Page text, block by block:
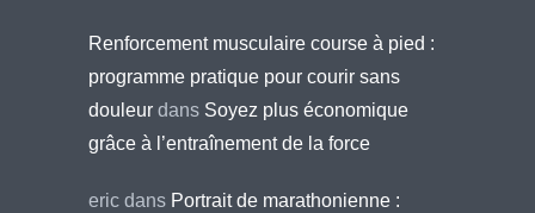
Renforcement musculaire course à pied :
programme pratique pour courir sans
douleur dans Soyez plus économique
grâce à l’entraînement de la force
eric dans Portrait de marathonienne :